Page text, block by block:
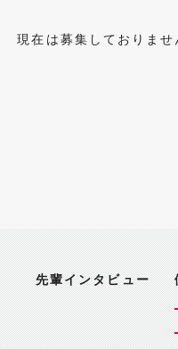
現在は募集しておりませ
先輩インタビュー